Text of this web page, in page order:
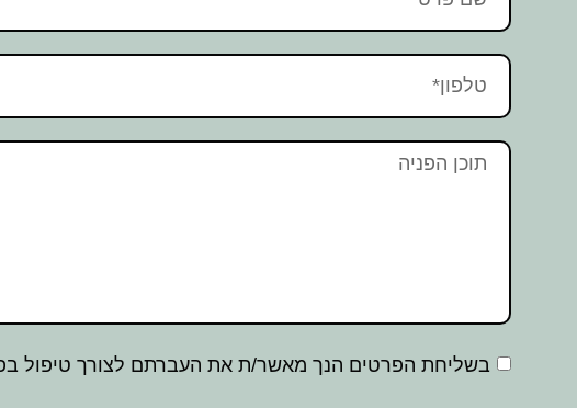
בשליחת הפרטים הנך מאשר/ת את העברתם לצורך טיפול